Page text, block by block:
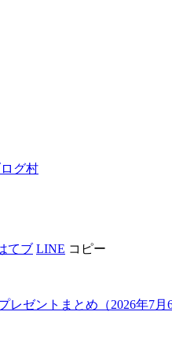
てブ LINE コピー
ゼントまとめ（2026年7月6